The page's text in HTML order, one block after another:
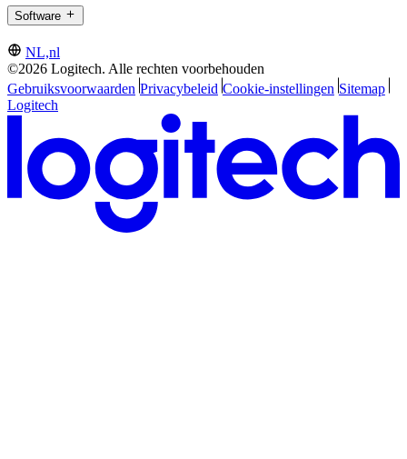
Software
NL,nl
©2026 Logitech. Alle rechten voorbehouden
Gebruiksvoorwaarden Privacybeleid Cookie-instellingen Sitemap
Logitech